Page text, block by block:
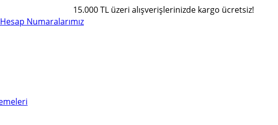
15.000 TL üzeri alışverişlerinizde kargo ücretsiz!
Hesap Numaralarımız